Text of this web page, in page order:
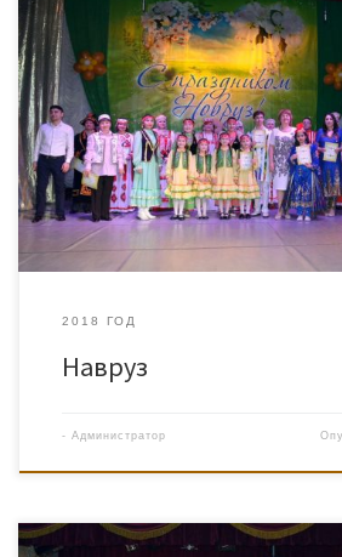
2018 ГОД
Навруз
- Администратор